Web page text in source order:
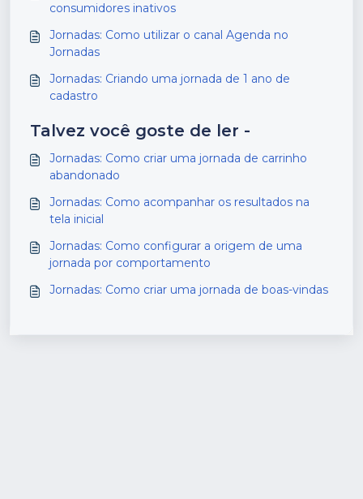
consumidores inativos
Jornadas: Como utilizar o canal Agenda no
Jornadas
Jornadas: Criando uma jornada de 1 ano de
cadastro
Talvez você goste de ler -
Jornadas: Como criar uma jornada de carrinho
abandonado
Jornadas: Como acompanhar os resultados na
tela inicial
Jornadas: Como configurar a origem de uma
jornada por comportamento
Jornadas: Como criar uma jornada de boas-vindas